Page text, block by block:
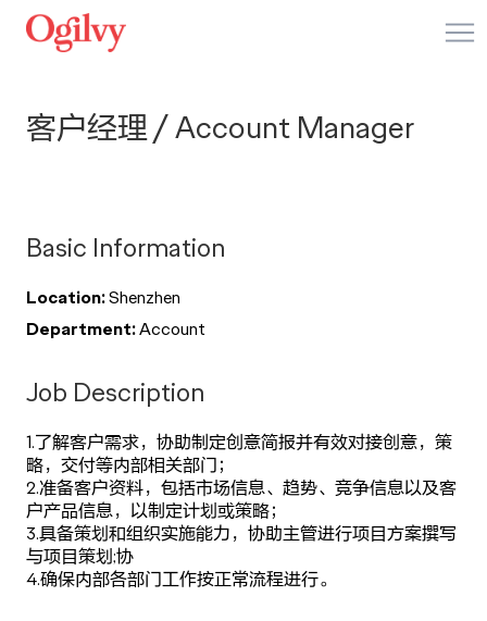
客户经理 / Account Manager
Basic Information
Location:Shenzhen
Department:Account
Job Description
1.了解客户需求，协助制定创意简报并有效对接创意，策
略，交付等内部相关部门；
2.准备客户资料，包括市场信息、趋势、竞争信息以及客
户产品信息，以制定计划或策略；
3.具备策划和组织实施能力，协助主管进行项目方案撰写
与项目策划;协
4.确保内部各部门工作按正常流程进行。